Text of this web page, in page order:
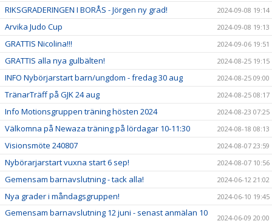
RIKSGRADERINGEN I BORÅS - Jörgen ny grad! 2024-09-08 19:14
Arvika Judo Cup 2024-09-08 19:13
GRATTIS Nicolina!!! 2024-09-06 19:51
GRATTIS alla nya gulbälten! 2024-08-25 19:15
INFO Nybörjarstart barn/ungdom - fredag 30 aug 2024-08-25 09:00
TränarTräff på GJK 24 aug 2024-08-25 08:17
Info Motionsgruppen träning hösten 2024 2024-08-23 07:25
Välkomna på Newaza träning på lördagar 10-11:30 2024-08-18 08:13
Visionsmöte 240807 2024-08-07 23:59
Nybörarjarstart vuxna start 6 sep! 2024-08-07 10:56
Gemensam barnavslutning - tack alla! 2024-06-12 21:02
Nya grader i måndagsgruppen! 2024-06-10 19:45
Gemensam barnavslutning 12 juni - senast anmälan 10
2024-06-09 20:00